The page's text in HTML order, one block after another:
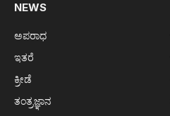
NEWS
ಅಪರಾಧ
ಇತರೆ
ಕ್ರೀಡೆ
ತಂತ್ರಜ್ಞಾನ